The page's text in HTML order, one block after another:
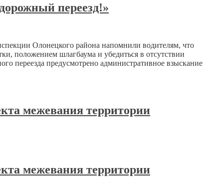
переезд!»
Олонецкого района напомнили водителям, что
положением шлагбаума и убедиться в отсутствии
переезда предусмотрено административное взыскание
межевания территории
межевания территории